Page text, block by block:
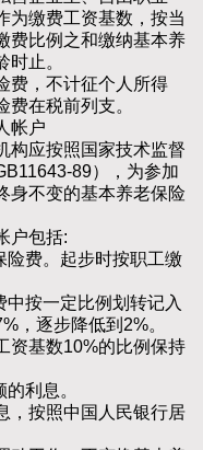
为缴费工资基数，按当
费比例之和缴纳基本养
止。
，不计征个人所得
在税前列支。
帐户
应按照国家技术监督
89），为参加
身不变的基本养老保险
户包括:
费。起步时按职工缴
按一定比例划转记入
，逐步降低到2%。
基数10%的比例保持
利息。
按照中国人民银行居